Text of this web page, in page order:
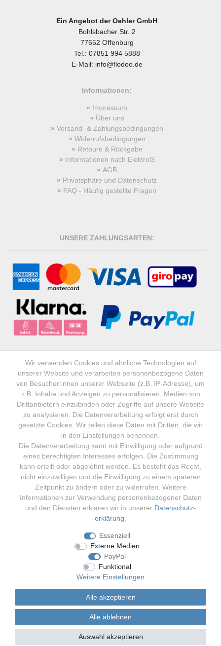
Ein Angebot der Oehler GmbH
Bohlsbacher Str. 2
77652 Offenburg
Tel.: 07851 994 5888
E-Mail: info@flodoo.de
Informationen:
Impressum
Über uns
Versand- & Zahlungsbedingungen
Widerrufsbedingungen
Retoure & Rückgabe
Informationen nach ElektroG
AGB
Privatsphäre und Datenschutz
FAQ - Häufig gestellte Fragen
UNSERE ZAHLUNGSARTEN:
UNSERE VERSANDPARTNER:
flodoo.de bietet Ihnen eine spezielle Auswahl an besonderen Schnäppchen aus
den Bereichen Haushaltsgeräte und Unterhaltungselektronik. Dazu gehören
unter anderem Küchenmaschinen, Küchengeräte, Zahnbürsten, Mixer,
Kaffeemaschinen, Toaster, Wasserkocher, Tischgrill, Fön, Rasierer, Akku und
vieles mehr. Wir führen viele verschiedene Marken - u.a. Miele, Siemens, Dyson,
Bosch, SMEG, DeLonghi, ECG, Salco, Tefal, Krups, Bauknecht, Suntec, Jura,
JBL, Sony, Samsung, Apple, Severin, Comfee, Philips, AEG, Rowenta, Caso und
viele mehr. Wir versenden Ihre Bestellung innerhalb 24 Stunden nach
Zahlungseingang.
Wir verwenden Cookies und ähnliche Technologien auf
unserer Website und verarbeiten personenbezogene Daten
von Besucher:innen unserer Webseite (z.B. IP-Adresse), um
z.B. Inhalte und Anzeigen zu personalisieren, Medien von
Drittanbietern einzubinden oder Zugriffe auf unsere Website
zu analysieren. Die Datenverarbeitung erfolgt erst durch
gesetzte Cookies. Wir teilen diese Daten mit Dritten, die wir
in den Einstellungen benennen.
Die Datenverarbeitung kann mit Einwilligung oder aufgrund
eines berechtigten Interesses erfolgen. Die Zustimmung
kann erteilt oder abgelehnt werden. Es besteht das Recht,
nicht einzuwilligen und die Einwilligung zu einem späteren
Zeitpunkt zu ändern oder zu widerrufen. Weitere
Informationen zur Verwendung personenbezogener Daten
und den Diensten erklären wir in unserer Daten­schutz­
erklärung
Essenziell
Externe Medien
PayPal
Funktional
Weitere Einstellungen
Alle akzeptieren
Alle ablehnen
Auswahl akzeptieren